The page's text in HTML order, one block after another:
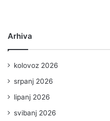
Arhiva
kolovoz 2026
srpanj 2026
lipanj 2026
svibanj 2026